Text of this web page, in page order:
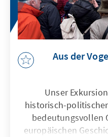
Aus der
Unser
historisch-
bedeutungsvollen
europäischen